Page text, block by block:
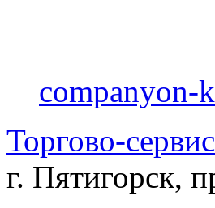
companyon-
Торгово-
г. Пятигорск,